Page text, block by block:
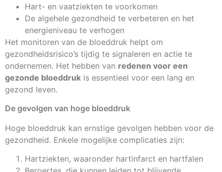
Hart- en vaatziekten te voorkomen
De algehele gezondheid te verbeteren en het
energieniveau te verhogen
Het monitoren van de bloeddruk helpt om
gezondheidsrisico’s tijdig te signaleren en actie te
ondernemen. Het hebben van redenen voor een
gezonde bloeddruk is essentieel voor een lang en
gezond leven.
De gevolgen van hoge bloeddruk
Hoge bloeddruk kan ernstige gevolgen hebben voor de
gezondheid. Enkele mogelijke complicaties zijn:
Hartziekten, waaronder hartinfarct en hartfalen